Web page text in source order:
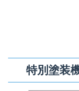
特別塗装